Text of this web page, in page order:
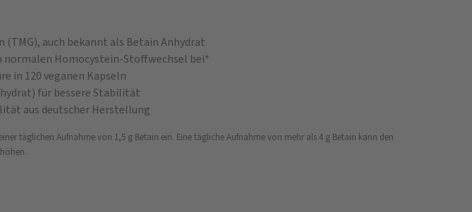
auch bekannt als Betain Anhydrat
normalen Homocystein-Stoffwechsel bei*
in 120 veganen Kapseln
für bessere Stabilität
aus deutscher Herstellung
täglichen Aufnahme von 1,5 g Betain ein. Eine tägliche Aufnahme von mehr als 4 g Betain kann den